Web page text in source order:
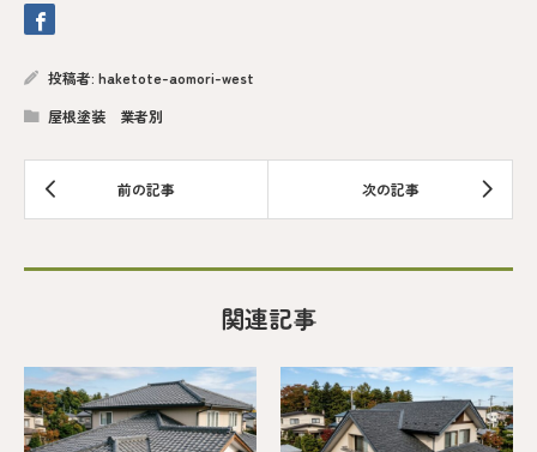
投稿者: haketote-aomori-west
屋根塗装 業者別
関連記事